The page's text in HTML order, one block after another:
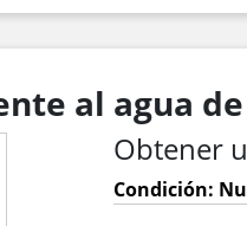
al agua
Obtener
Condición: